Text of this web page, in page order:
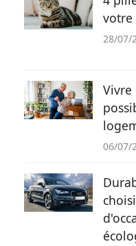
votre
28/07/
Vivre
06/07/